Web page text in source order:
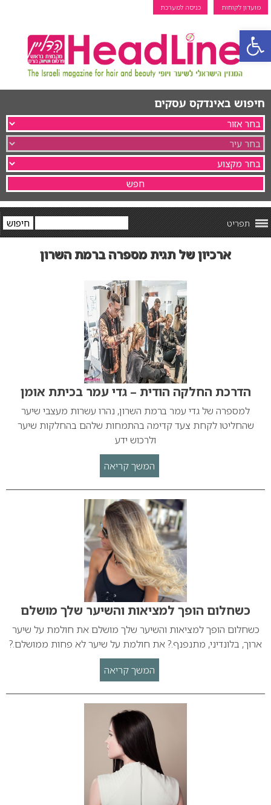
פתח סרגל נגישות
מועדון לקוחות כניסה למערכת
חיפוש באינדקס עסקים
תפריט
ארכיון של תגית מספרה ברמת השרון
הדרכת החלקה הודית – גדי עמר בכיתת אומן
למספרה של גדי עמר ברמת השרון, נהרו עשרות מעצבי שיער
שהחליטו לקחת צעד קדימה בהתמחות שלהם בהחלקות שיער
ולרכוש ידע
המשך קריאה
כשחלום הופך למציאות והשיער שלך מושלם
כשחלום הופך למציאות והשיער שלך מושלם את חולמת על שיער
ארוך, בלונדיני, מתנפנף.? את חולמת על שיער לא פחות ממושלם.?
המשך קריאה